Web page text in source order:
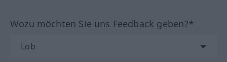
Wozu möchten Sie uns Feedback geben?*